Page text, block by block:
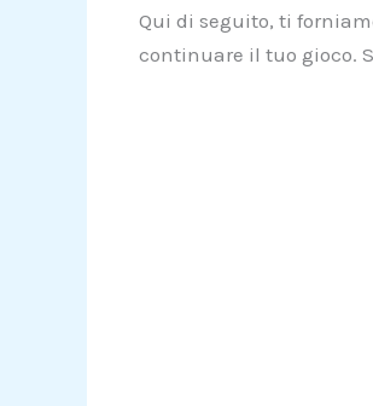
Qui di seguito, ti
continuare il tuo gioco.